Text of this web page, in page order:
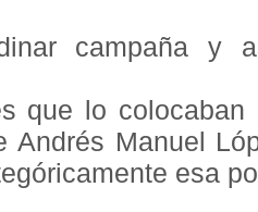
campaña y
que lo
Andrés Manuel
esa